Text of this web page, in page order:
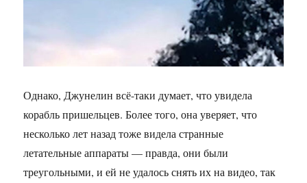
Однако, Джунелин всё-таки думает, что увидела
корабль пришельцев. Более того, она уверяет, что
несколько лет назад тоже видела странные
летательные аппараты — правда, они были
треугольными, и ей не удалось снять их на видео, так